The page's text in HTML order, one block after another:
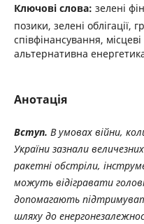
Ключові слова: зелені
позики, зелені облігації,
співфінансування,
альтернативна
Анотація
Вступ. В умовах війни,
України зазнали
ракетні обстріли,
можуть відігравати
допомагають
шляху до